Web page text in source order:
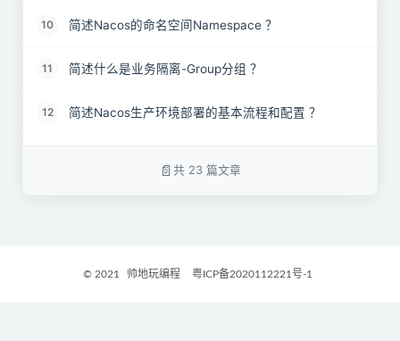
10 简述Nacos的命名空间Namespace ？
11 简述什么是业务隔离-Group分组 ？
12 简述Nacos生产环境部署的基本流程和配置 ？
共 23 篇文章
© 2021 帅地玩编程 粤ICP备2020112221号-1